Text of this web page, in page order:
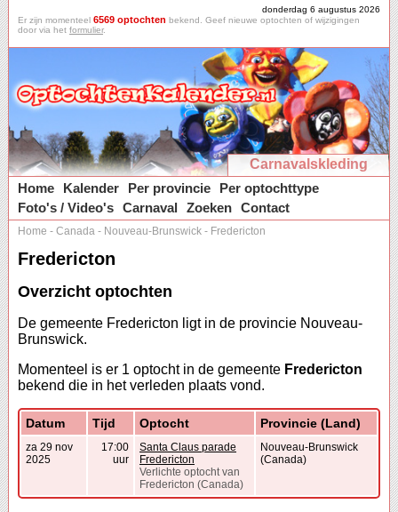
donderdag 6 augustus 2026
Er zijn momenteel 6569 optochten bekend. Geef nieuwe optochten of wijzigingen
door via het formulier.
Carnavalskleding
Home
Kalender Per provincie
Per optochttype
Foto's / Video's Carnaval Zoeken Contact
Home - Canada - Nouveau-Brunswick - Fredericton
Fredericton
Overzicht optochten
De gemeente Fredericton ligt in de provincie Nouveau-
Brunswick.
Momenteel is er 1 optocht in de gemeente Fredericton
bekend die in het verleden plaats vond.
Datum Tijd Optocht Provincie (Land)
za 29 nov
2025
17:00
uur
Santa Claus parade
Fredericton
Verlichte optocht van
Fredericton (Canada)
Nouveau-Brunswick
(Canada)